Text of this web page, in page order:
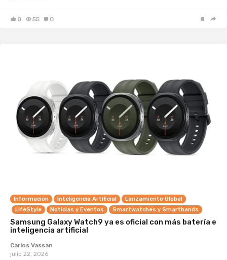
0 55 0
Información Inteligencia Artificial
Lanzamiento Global
LifeStyle
Noticias y Eventos Smartwatches y Smartbands
Samsung Galaxy Watch9 ya es oficial con más batería e
inteligencia artificial
Carlos Vassan
julio 22, 2026